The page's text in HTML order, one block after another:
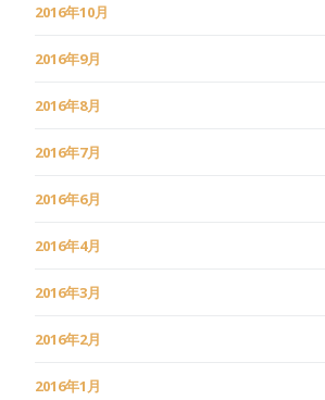
2016年10月
2016年9月
2016年8月
2016年7月
2016年6月
2016年4月
2016年3月
2016年2月
2016年1月